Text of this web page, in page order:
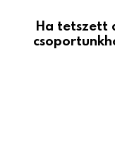
Ha tetszett